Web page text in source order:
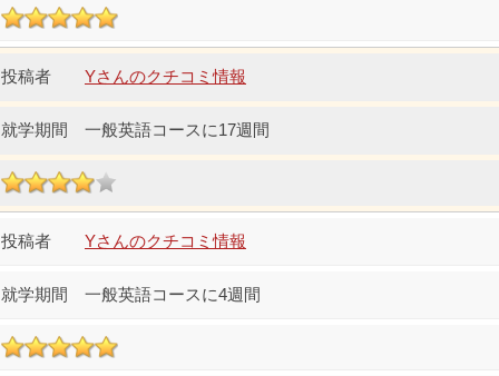
Yさんのクチコミ情報
一般英語コースに17週間
Yさんのクチコミ情報
一般英語コースに4週間